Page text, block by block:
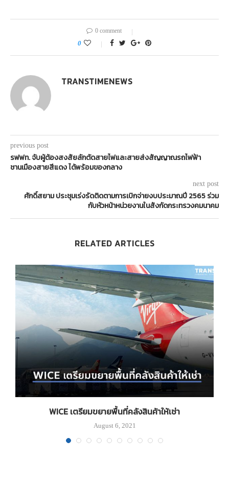
0 comment
0
TRANSTIMENEWS
previous post
รฟฟท. จับผู้ต้องสงสัยลักตัดสายไฟและสายส่งสัญญาณรถไฟฟ้า
ชานเมืองสายสีแดง ได้พร้อมของกลาง
next post
ศักดิ์สยาม ประชุมเร่งรัดติดตามการเบิกจ่ายงบประมาณปี 2565 ร่วม
กับหัวหน้าหน่วยงานในสังกัดกระทรวงคมนาคม
RELATED ARTICLES
WICE เตรียมขยายพื้นที่คลังสินค้าให้เช่า
August 6, 2021